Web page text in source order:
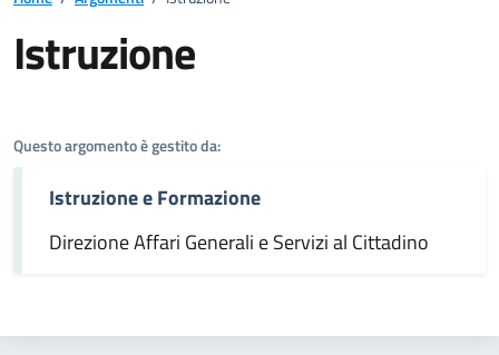
Istruzione
Questo argomento è gestito da:
Istruzione e Formazione
Direzione Affari Generali e Servizi al Cittadino